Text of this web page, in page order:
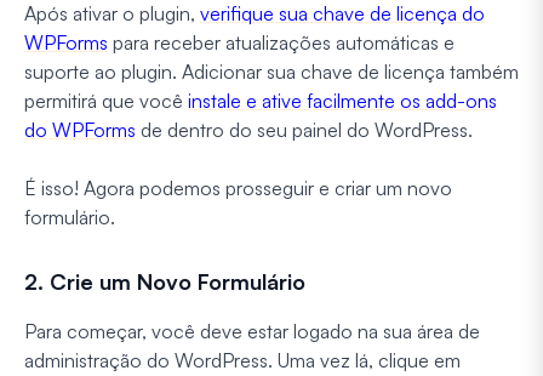
Após ativar o plugin, verifique sua chave de licença do
WPForms para receber atualizações automáticas e
suporte ao plugin. Adicionar sua chave de licença também
permitirá que você instale e ative facilmente os add-ons
do WPForms de dentro do seu painel do WordPress.
É isso! Agora podemos prosseguir e criar um novo
formulário.
2. Crie um Novo Formulário
Para começar, você deve estar logado na sua área de
administração do WordPress. Uma vez lá, clique em